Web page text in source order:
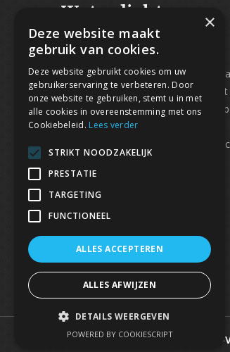
Waterdicht-
Vochtbestrijding
Metmeer dan 30 jaar ervaring
Water-Dicht zich gerust vakspecialist
in vochtbestrijding noemen. Wij
eenruime expertise voor elk
, van opstijgend
tot water in de kelder, vochtplekken
en schimmel in huis.
© 2025 WATERDICHT-
×
Deze website maakt
gebruik van cookies.
Deze website gebruikt cookies om uw
gebruikerservaring te verbeteren. Door
onze website te gebruiken, stemt u in met
alle cookies in overeenstemming met ons
Cookiebeleid. Lees verder
STRIKT NOODZAKELIJK
PRESTATIE
TARGETING
FUNCTIONEEL
ALLES ACCEPTEREN
ALLES AFWIJZEN
DETAILS WEERGEVEN
POWERED BY COOKIESCRIPT